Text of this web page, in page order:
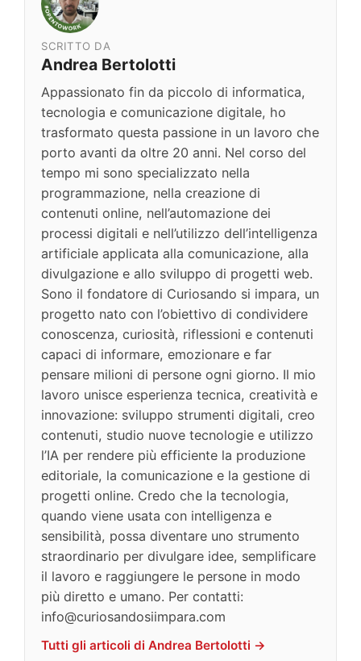
SCRITTO DA
Andrea Bertolotti
Appassionato fin da piccolo di informatica,
tecnologia e comunicazione digitale, ho
trasformato questa passione in un lavoro che
porto avanti da oltre 20 anni. Nel corso del
tempo mi sono specializzato nella
programmazione, nella creazione di
contenuti online, nell’automazione dei
processi digitali e nell’utilizzo dell’intelligenza
artificiale applicata alla comunicazione, alla
divulgazione e allo sviluppo di progetti web.
Sono il fondatore di Curiosando si impara, un
progetto nato con l’obiettivo di condividere
conoscenza, curiosità, riflessioni e contenuti
capaci di informare, emozionare e far
pensare milioni di persone ogni giorno. Il mio
lavoro unisce esperienza tecnica, creatività e
innovazione: sviluppo strumenti digitali, creo
contenuti, studio nuove tecnologie e utilizzo
l’IA per rendere più efficiente la produzione
editoriale, la comunicazione e la gestione di
progetti online. Credo che la tecnologia,
quando viene usata con intelligenza e
sensibilità, possa diventare uno strumento
straordinario per divulgare idee, semplificare
il lavoro e raggiungere le persone in modo
più diretto e umano. Per contatti:
info@curiosandosiimpara.com
Tutti gli articoli di Andrea Bertolotti →